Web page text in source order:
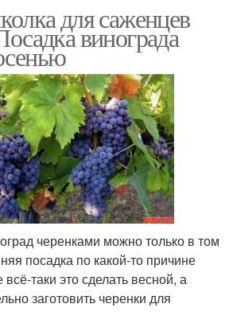
для саженцев
винограда
черенками можно только в том
посадка по какой-то причине
таки это сделать весной, а
заготовить черенки для